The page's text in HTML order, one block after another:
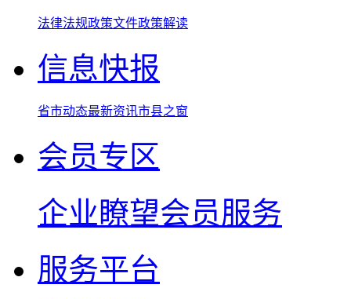
法律法规政策文件政策解读
信息快报
省市动态最新资讯市县之窗
会员专区
企业瞭望会员服务
服务平台